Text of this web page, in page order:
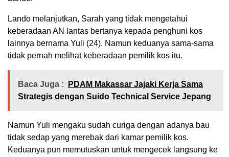
Lando melanjutkan, Sarah yang tidak mengetahui
keberadaan AN lantas bertanya kepada penghuni kos
lainnya bernama Yuli (24). Namun keduanya sama-sama
tidak pernah melihat keberadaan pemilik kos itu.
Baca Juga :
PDAM Makassar Jajaki Kerja Sama
Strategis dengan Suido Technical Service Jepang
Namun Yuli mengaku sudah curiga dengan adanya bau
tidak sedap yang merebak dari kamar pemilik kos.
Keduanya pun memutuskan untuk mengecek langsung ke